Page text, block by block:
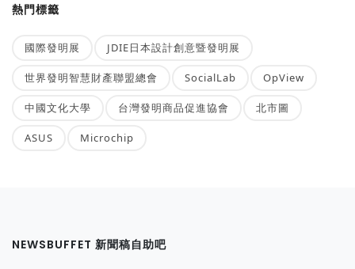
熱門標籤
國際發明展 JDIE日本設計創意暨發明展
世界發明智慧財產聯盟總會 SocialLab OpView
中國文化大學 台灣發明商品促進協會 北市圖
ASUS Microchip
NEWSBUFFET 新聞稿自助吧